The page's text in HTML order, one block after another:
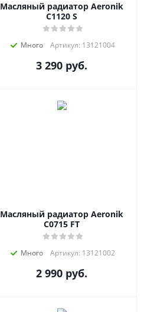
Масляный радиатор Aeronik
C1120 S
Много Артикул: 13121004
3 290 руб.
Масляный радиатор Aeronik
C0715 FT
Много Артикул: 13121002
2 990 руб.